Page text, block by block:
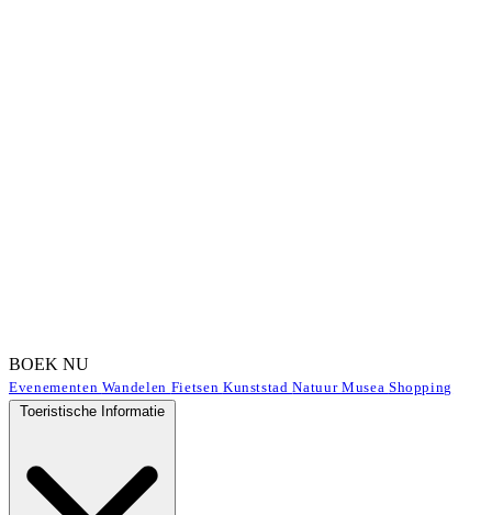
BOEK NU
Evenementen Wandelen Fietsen KunststadNatuur Musea Shopping
Toeristische Informatie